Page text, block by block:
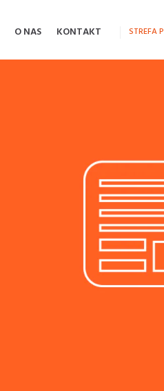
O NAS KONTAKT STREFA